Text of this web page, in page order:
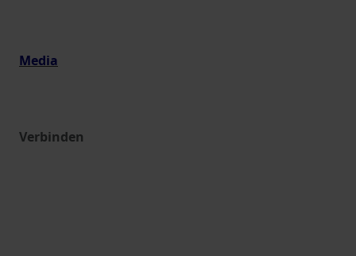
Media
Verbinden